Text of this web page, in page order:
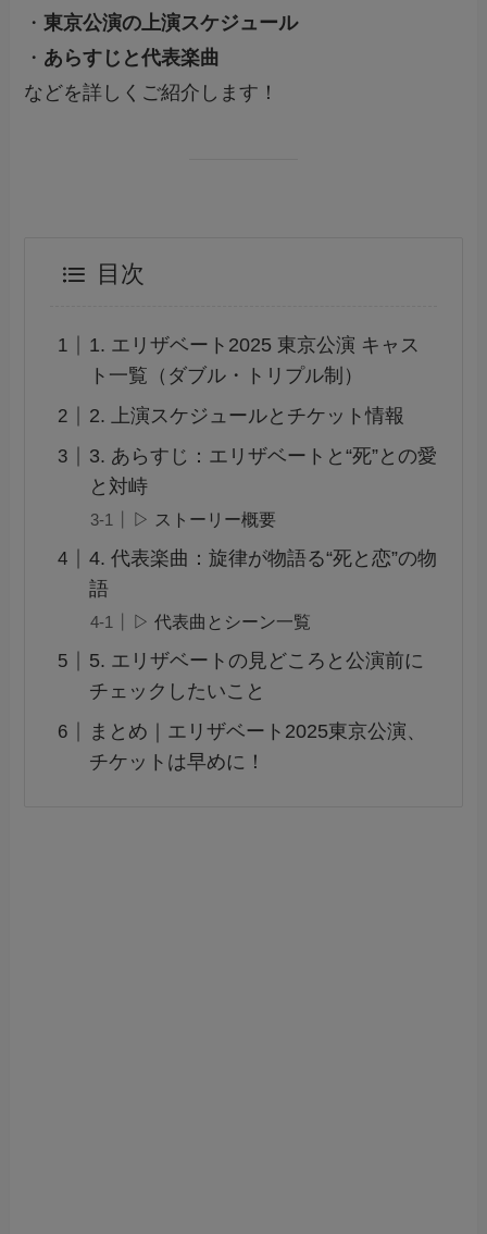
・東京公演の上演スケジュール
・ あらすじと代表楽曲
などを詳しくご紹介します！
目次
1. エリザベート2025 東京公演 キャス
ト一覧（ダブル・トリプル制）
2. 上演スケジュールとチケット情報
3. あらすじ：エリザベートと“死”との愛
と対峙
▷ ストーリー概要
4. 代表楽曲：旋律が物語る“死と恋”の物
語
▷ 代表曲とシーン一覧
5. エリザベートの見どころと公演前に
チェックしたいこと
まとめ｜エリザベート2025東京公演、
チケットは早めに！